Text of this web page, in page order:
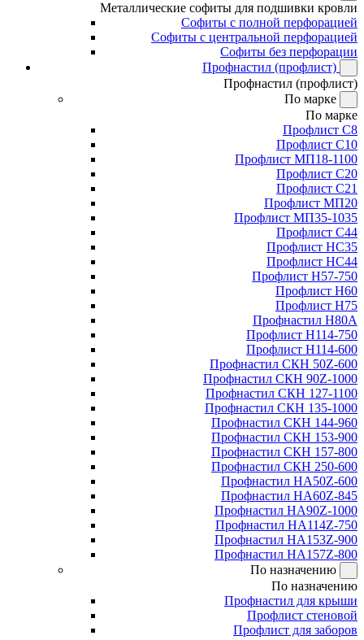
Металлические софиты для подшивки кровли
Софиты с полной перфорацией
Софиты с центральной перфорацией
Софиты без перфорации
Профнастил (профлист)
Профнастил (профлист)
По марке
По марке
Профлист С8
Профлист С10
Профлист МП18-1100
Профлист С20
Профлист С21
Профлист МП20
Профлист МП35-1035
Профлист С44
Профлист НС35
Профлист НС44
Профлист Н57-750
Профлист Н60
Профлист Н75
Профнастил Н80А
Профлист Н114-750
Профлист Н114-600
Профнастил СКН 50Z-600
Профнастил СКН 90Z-1000
Профнастил СКН 127-1100
Профнастил СКН 135-1000
Профнастил СКН 144-960
Профнастил СКН 153-900
Профнастил СКН 157-800
Профнастил СКН 250-600
Профнастил НА50Z-600
Профнастил НА60Z-845
Профнастил НА90Z-1000
Профнастил НА114Z-750
Профнастил НА153Z-900
Профнастил НА157Z-800
По назначению
По назначению
Профнастил для крыши
Профлист стеновой
Профлист для заборов